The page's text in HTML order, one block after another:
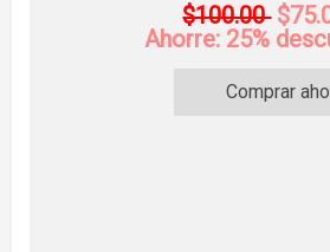
$100.00
Ahorre: 25%
Comprar